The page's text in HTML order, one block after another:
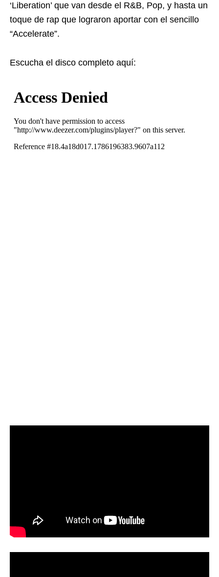
‘Liberation’ que van desde el R&B, Pop, y hasta un
toque de rap que lograron aportar con el sencillo
“Accelerate”.
Escucha el disco completo aquí: